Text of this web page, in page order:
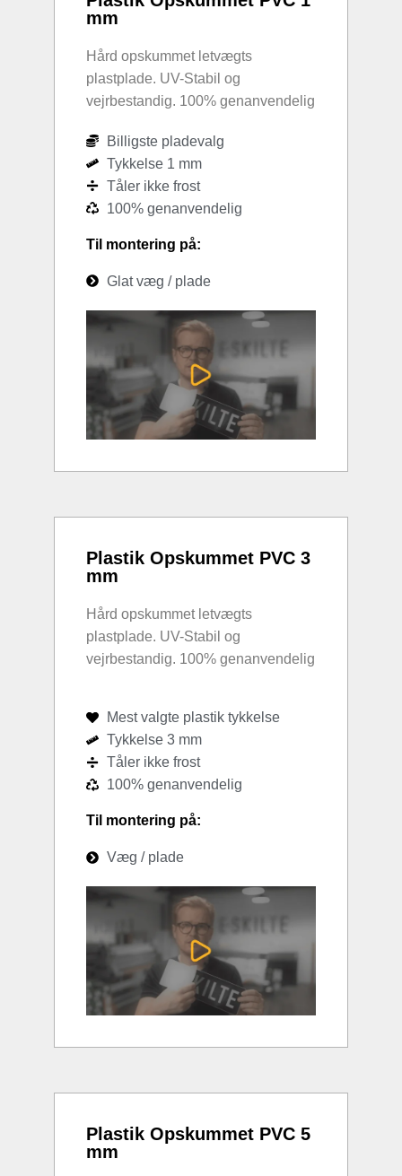
mm
Hård opskummet letvægts
plastplade. UV-Stabil og
vejrbestandig. 100% genanvendelig
Billigste pladevalg
Tykkelse 1 mm
Tåler ikke frost
100% genanvendelig
Til montering på:
Glat væg / plade
Plastik Opskummet PVC 3
mm
Hård opskummet letvægts
plastplade. UV-Stabil og
vejrbestandig. 100% genanvendelig
Mest valgte plastik tykkelse
Tykkelse 3 mm
Tåler ikke frost
100% genanvendelig
Til montering på:
Væg / plade
Plastik Opskummet PVC 5
mm